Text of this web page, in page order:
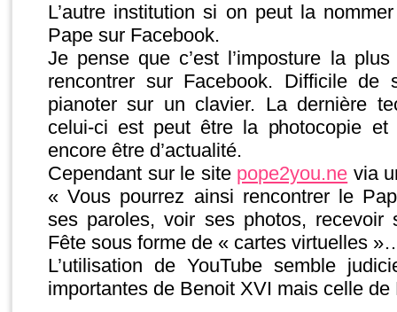
L’autre institution si on peut la
Pape sur Facebook.
Je pense que c’est l’imposture la
rencontrer sur Facebook. Difficile de
pianoter sur un clavier. La dernière
celui-ci est peut être la photocopie
encore être d’actualité.
Cependant sur le site pope2you.ne via
« Vous pourrez ainsi rencontrer le
ses paroles, voir ses photos, recevoir
Fête sous forme de « cartes virtuelles
L’utilisation de YouTube semble
importantes de Benoit XVI mais celle